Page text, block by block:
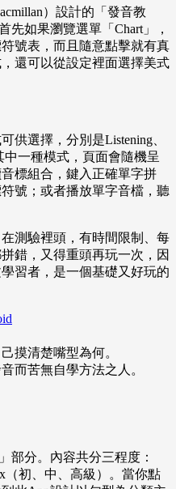
）設計的「發音教
先如果瀏覽選單「Chart」，
號表，而且隨意點擊就有真
還可以從設定裡面選擇美式
供選擇，分別是Listening、
中一種模式，頁面會隨機呈
標組合，鍵入正確單字拼
號；或者播放單字音檔，聽
測驗裡頭，有時間限制、每
錯，又得重頭再玩一次，因
習者，是一個基礎又好玩的
摸清楚嘴型為何。
而苦無自學方法之人。
部分。內容共分三程度：
（初、中、高級）。當你點